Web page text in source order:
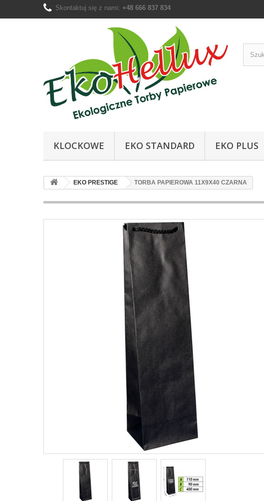
Skontaktuj się z nami: +48 666 837 834
KLOCKOWE EKO STANDARD EKO PLUS
EKO PRESTIGE TORBA PAPIEROWA 11X9X40 CZARNA